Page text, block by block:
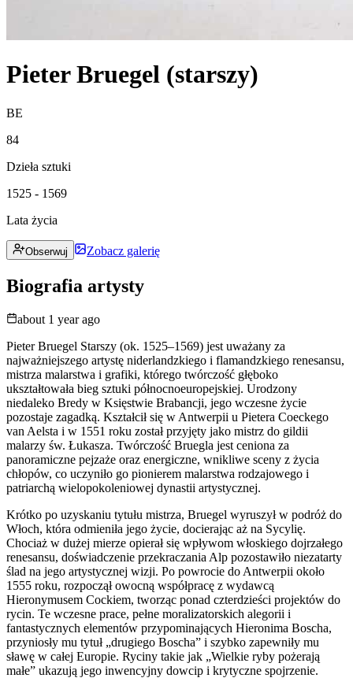
Pieter Bruegel (starszy)
BE
84
Dzieła sztuki
1525 - 1569
Lata życia
Obserwuj Zobacz galerię
Biografia artysty
about 1 year ago
Pieter Bruegel Starszy (ok. 1525–1569) jest uważany za
najważniejszego artystę niderlandzkiego i flamandzkiego renesansu,
mistrza malarstwa i grafiki, którego twórczość głęboko
ukształtowała bieg sztuki północnoeuropejskiej. Urodzony
niedaleko Bredy w Księstwie Brabancji, jego wczesne życie
pozostaje zagadką. Kształcił się w Antwerpii u Pietera Coeckego
van Aelsta i w 1551 roku został przyjęty jako mistrz do gildii
malarzy św. Łukasza. Twórczość Bruegla jest ceniona za
panoramiczne pejzaże oraz energiczne, wnikliwe sceny z życia
chłopów, co uczyniło go pionierem malarstwa rodzajowego i
patriarchą wielopokoleniowej dynastii artystycznej.
Krótko po uzyskaniu tytułu mistrza, Bruegel wyruszył w podróż do
Włoch, która odmieniła jego życie, docierając aż na Sycylię.
Chociaż w dużej mierze opierał się wpływom włoskiego dojrzałego
renesansu, doświadczenie przekraczania Alp pozostawiło niezatarty
ślad na jego artystycznej wizji. Po powrocie do Antwerpii około
1555 roku, rozpoczął owocną współpracę z wydawcą
Hieronymusem Cockiem, tworząc ponad czterdzieści projektów do
rycin. Te wczesne prace, pełne moralizatorskich alegorii i
fantastycznych elementów przypominających Hieronima Boscha,
przyniosły mu tytuł „drugiego Boscha” i szybko zapewniły mu
sławę w całej Europie. Ryciny takie jak „Wielkie ryby pożerają
małe” ukazują jego inwencyjny dowcip i krytyczne spojrzenie.